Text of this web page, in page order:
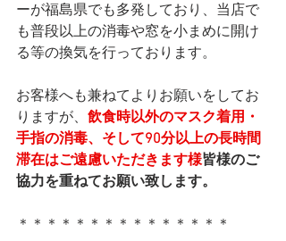
ーが福島県でも多発しており、当店で
も普段以上の消毒や窓を小まめに開け
る等の換気を行っております。
お客様へも兼ねてよりお願いをしてお
りますが、 飲食時以外のマスク着用・
手指の消毒、そして90分以上の長時間
滞在はご遠慮いただきます様皆様のご
協力を重ねてお願い致します。
＊＊＊＊＊＊＊＊＊＊＊＊＊＊＊